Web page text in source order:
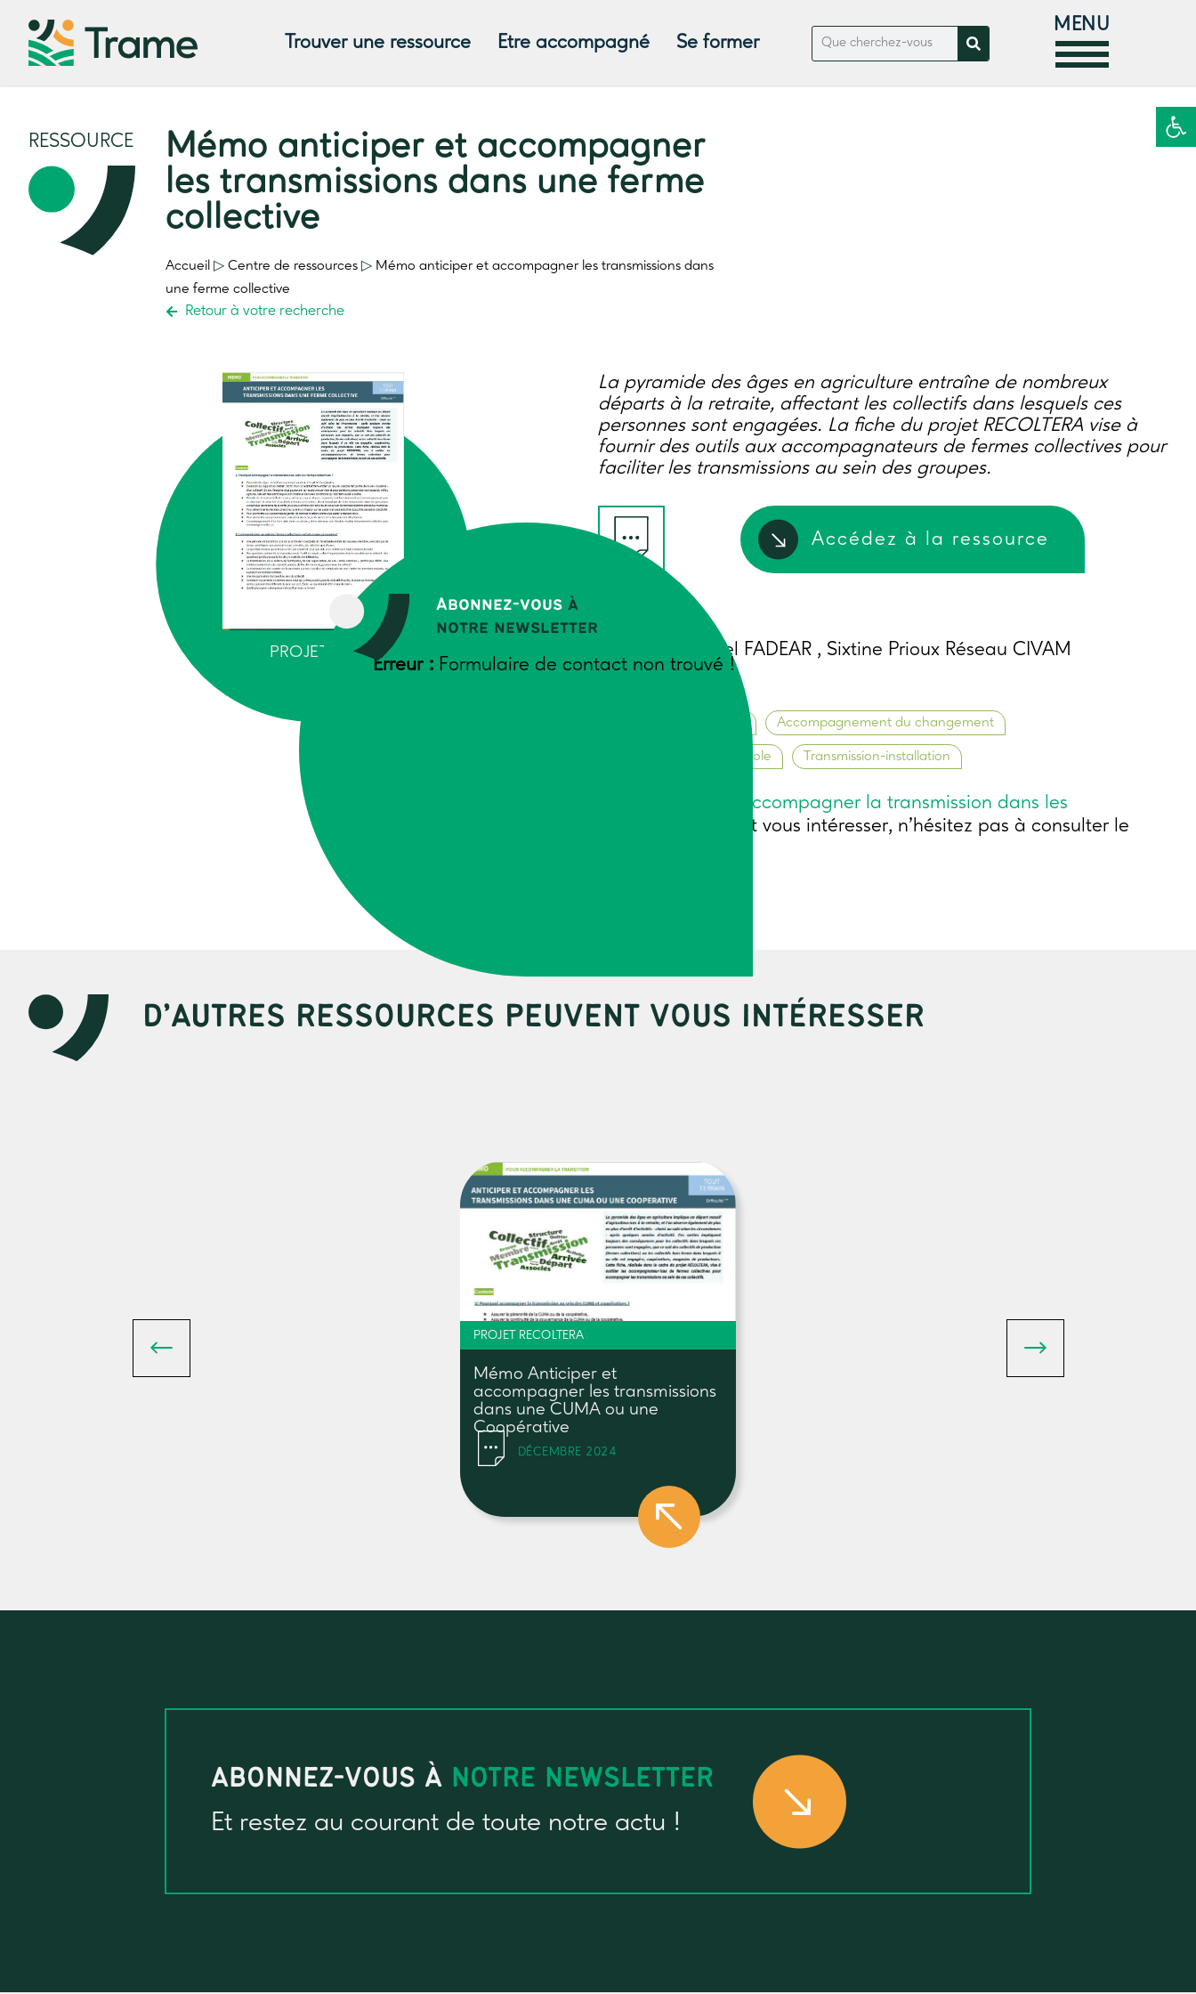
Ouvrir
Trouver une ressource Etre accompagné Se former
MENU
Abonnez-vous à
notre newsletter
Erreur : Formulaire de contact non trouvé !
RESSOURCE
Mémo anticiper et accompagner
les transmissions dans une ferme
collective
Accueil ▷ Centre de ressources ▷ Mémo anticiper et accompagner les transmissions dans
une ferme collective
Retour à votre recherche
PROJET RECOLTERA
La pyramide des âges en agriculture entraîne de nombreux
départs à la retraite, affectant les collectifs dans lesquels ces
personnes sont engagées. La fiche du projet RECOLTERA vise à
fournir des outils aux accompagnateurs de fermes collectives pour
faciliter les transmissions au sein des groupes.
Accédez à la ressource
Florie-Anne Wiel FADEAR , Sixtine Prioux Réseau CIVAM
Accompagnement du changement
Vie de l’entreprise agricole Transmission-installation
Accompagner la transmission dans les
peut vous intéresser, n'hésitez pas à consulter le
D’AUTRES RESSOURCES PEUVENT VOUS INTÉRESSER
PROJET RECOLTERA
Mémo Anticiper et
accompagner les transmissions
dans une CUMA ou une
Coopérative
DÉCEMBRE 2024
ABONNEZ-VOUS À NOTRE NEWSLETTER
Et restez au courant de toute notre actu !